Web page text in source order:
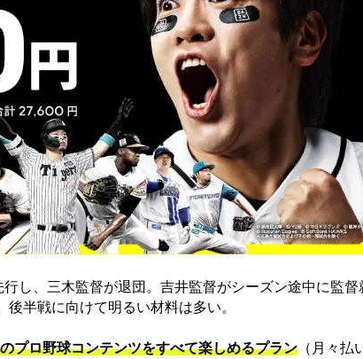
し、三木監督が退団。吉井監督がシーズン途中に監督
半戦に向けて明るい材料は多い。
プロ野球コンテンツをすべて楽しめるプラン （月々払